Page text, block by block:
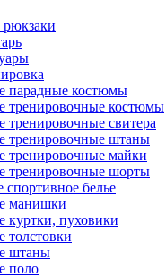
парадные костюмы
тренировочные костюмы
тренировочные свитера
тренировочные штаны
тренировочные майки
тренировочные шорты
спортивное белье
манишки
куртки, пуховики
толстовки
штаны
поло